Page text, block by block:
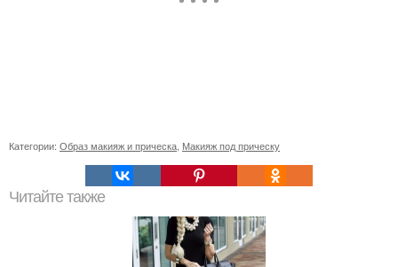
Категории: Образ макияж и прическа Макияж под прическу
Читайте также